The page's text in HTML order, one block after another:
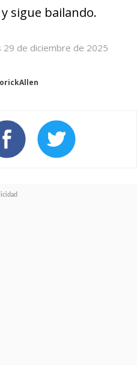
sigue bailando.
29 de diciembre de 2025